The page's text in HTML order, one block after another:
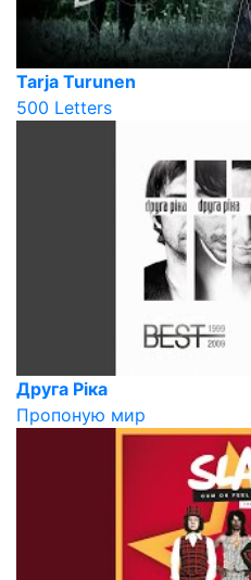
Tarja Turunen
500 Letters
Друга Ріка
Пропоную мир